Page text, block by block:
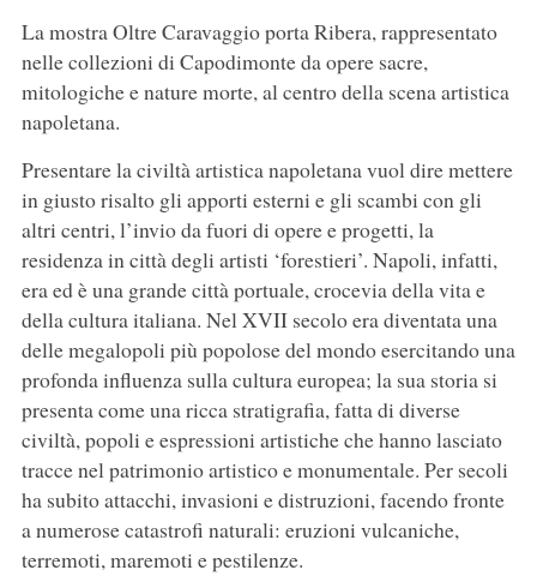
La mostra Oltre Caravaggio porta Ribera, rappresentato
nelle collezioni di Capodimonte da opere sacre,
mitologiche e nature morte, al centro della scena artistica
napoletana.
Presentare la civiltà artistica napoletana vuol dire mettere
in giusto risalto gli apporti esterni e gli scambi con gli
altri centri, l’invio da fuori di opere e progetti, la
residenza in città degli artisti ‘forestieri’. Napoli, infatti,
era ed è una grande città portuale, crocevia della vita e
della cultura italiana. Nel XVII secolo era diventata una
delle megalopoli più popolose del mondo esercitando una
profonda influenza sulla cultura europea; la sua storia si
presenta come una ricca stratigrafia, fatta di diverse
civiltà, popoli e espressioni artistiche che hanno lasciato
tracce nel patrimonio artistico e monumentale. Per secoli
ha subito attacchi, invasioni e distruzioni, facendo fronte
a numerose catastrofi naturali: eruzioni vulcaniche,
terremoti, maremoti e pestilenze.